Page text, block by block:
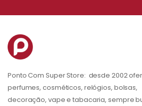
Ponto Com Super Store: desde 2002
perfumes, cosméticos, relógios, bolsas,
decoração, vape e tabacaria, sempre